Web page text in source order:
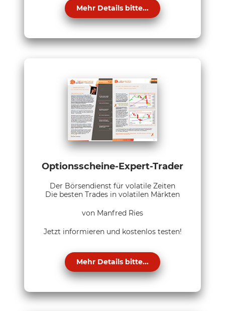
Mehr Details bitte...
Optionsscheine-Expert-Trader
Der Börsendienst für volatile Zeiten
Die besten Trades in volatilen Märkten
von Manfred Ries
Jetzt informieren und kostenlos testen!
Mehr Details bitte...